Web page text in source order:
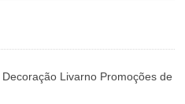
Livarno Promoções de